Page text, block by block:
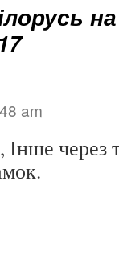
am
Інше через